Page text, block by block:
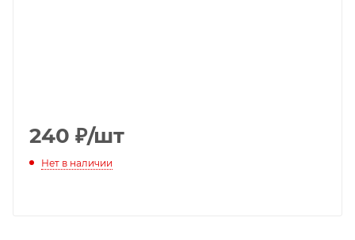
240 ₽/шт
Нет в наличии